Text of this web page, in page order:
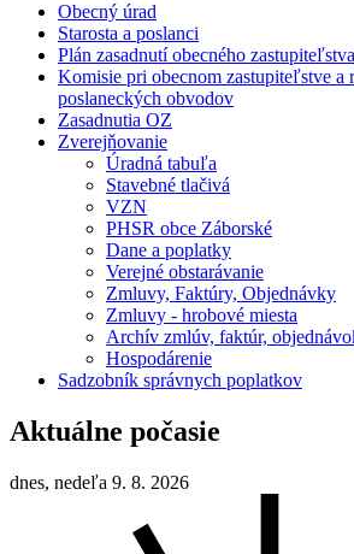
Obecný úrad
Starosta a poslanci
Plán zasadnutí obecného zastupiteľstva
Komisie pri obecnom zastupiteľstve a
poslaneckých obvodov
Zasadnutia OZ
Zverejňovanie
Úradná tabuľa
Stavebné tlačivá
VZN
PHSR obce Záborské
Dane a poplatky
Verejné obstarávanie
Zmluvy, Faktúry, Objednávky
Zmluvy - hrobové miesta
Archív zmlúv, faktúr,
Hospodárenie
Sadzobník správnych poplatkov
Aktuálne počasie
dnes, nedeľa 9. 8. 2026